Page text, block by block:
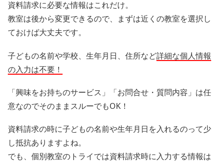
資料請求に必要な情報はこれだけ。
教室は後から変更できるので、まずは近くの教室を選択し
ておけば大丈夫です。
子どもの名前や学校、生年月日、住所など詳細な個人情報
の入力は不要！
「興味をお持ちのサービス」「お問合せ・質問内容」は任
意なのでそのままスルーでもOK！
資料請求の時に子どもの名前や生年月日を入れるのって少
し抵抗ありますよね。
でも、個別教室のトライでは資料請求時に入力する情報は